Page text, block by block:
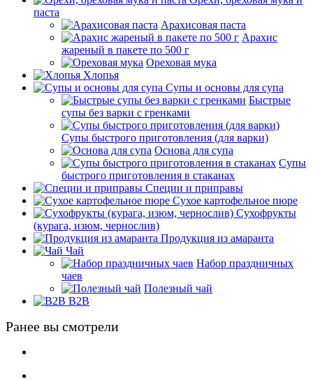
паста
Арахисовая паста
Арахис
жареный в пакете по 500 г
Ореховая мука
Хлопья
Супы и основы для супа
Быстрые
супы без варки с гренками
Супы быстрого приготовления (для варки)
Основа для супа
Супы
быстрого приготовления в стаканах
Специи и приправы
Сухое картофельное пюре
Сухофрукты
(курага, изюм, чернослив)
Продукция из амаранта
Чай
Набор праздничных
чаев
Полезный чай
B2B
Ранее вы смотрели